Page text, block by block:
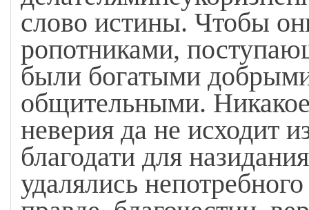
слово истины. Чтобы
ропотниками,
были богатыми
общительными.
неверия да не исходит
благодати для
удалялись